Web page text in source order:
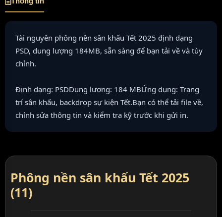
Tài nguyên phông nền sân khấu Tết 2025 định dạng
PSD, dung lượng 184MB, sẵn sàng để bạn tải về và tùy
chỉnh.
Định dạng: PSDDung lượng: 184 MBỨng dụng: Trang
trí sân khấu, backdrop sự kiện Tết.Bạn có thể tải file về,
chỉnh sửa thông tin và kiểm tra kỹ trước khi gửi in.
Phông nền sân khấu Tết 2025
(11)